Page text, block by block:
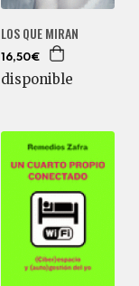
LOS QUE MIRAN
16,50€
disponible